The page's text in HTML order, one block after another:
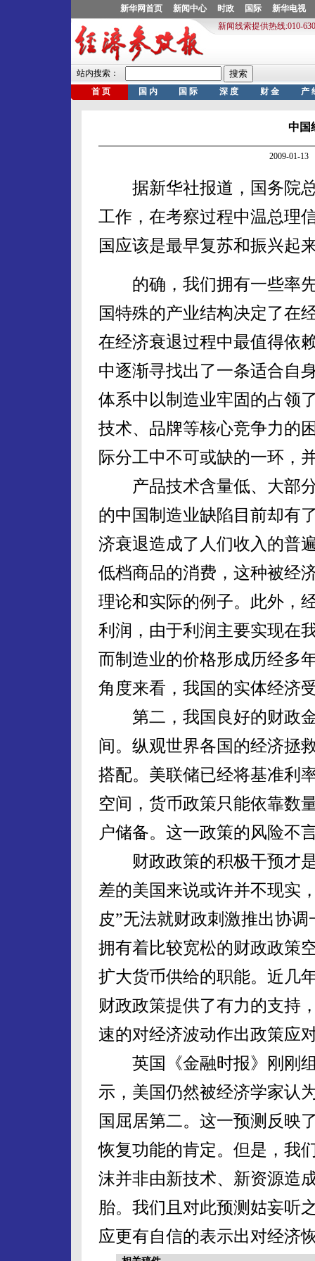
中国
2009-01-13
据新华社报道，国务院总
工作，在考察过程中温总理
国应该是最早复苏和振兴起
的确，我们拥有一些率先
国特殊的产业结构决定了在
在经济衰退过程中最值得依
中逐渐寻找出了一条适合自
体系中以制造业牢固的占领
技术、品牌等核心竞争力的
际分工中不可或缺的一环，
产品技术含量低、大部分
的中国制造业缺陷目前却有
济衰退造成了人们收入的普
低档商品的消费，这种被经
理论和实际的例子。此外，
利润，由于利润主要实现在
而制造业的价格形成历经多
角度来看，我国的实体经济
第二，我国良好的财政金
间。纵观世界各国的经济拯
搭配。美联储已经将基准利
空间，货币政策只能依靠数
户储备。这一政策的风险不
财政政策的积极干预才是
差的美国来说或许并不现实
皮”无法就财政刺激推出协
拥有着比较宽松的财政政策
扩大货币供给的职能。近几
财政政策提供了有力的支持
速的对经济波动作出政策应
英国《金融时报》刚刚组
示，美国仍然被经济学家认
国屈居第二。这一预测反映
恢复功能的肯定。但是，我
沫并非由新技术、新资源造
胎。我们且对此预测姑妄听
应更有自信的表示出对经济